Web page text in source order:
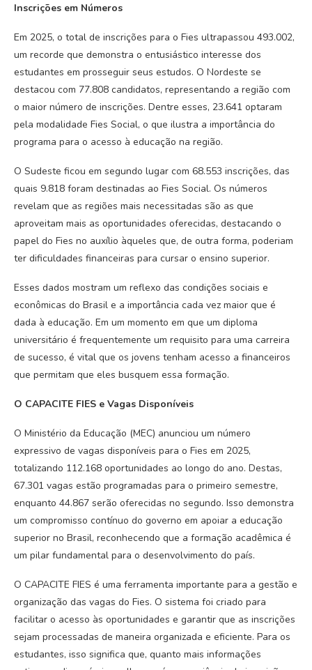
Inscrições em Números
Em 2025, o total de inscrições para o Fies ultrapassou 493.002,
um recorde que demonstra o entusiástico interesse dos
estudantes em prosseguir seus estudos. O Nordeste se
destacou com 77.808 candidatos, representando a região com
o maior número de inscrições. Dentre esses, 23.641 optaram
pela modalidade Fies Social, o que ilustra a importância do
programa para o acesso à educação na região.
O Sudeste ficou em segundo lugar com 68.553 inscrições, das
quais 9.818 foram destinadas ao Fies Social. Os números
revelam que as regiões mais necessitadas são as que
aproveitam mais as oportunidades oferecidas, destacando o
papel do Fies no auxílio àqueles que, de outra forma, poderiam
ter dificuldades financeiras para cursar o ensino superior.
Esses dados mostram um reflexo das condições sociais e
econômicas do Brasil e a importância cada vez maior que é
dada à educação. Em um momento em que um diploma
universitário é frequentemente um requisito para uma carreira
de sucesso, é vital que os jovens tenham acesso a financeiros
que permitam que eles busquem essa formação.
O CAPACITE FIES e Vagas Disponíveis
O Ministério da Educação (MEC) anunciou um número
expressivo de vagas disponíveis para o Fies em 2025,
totalizando 112.168 oportunidades ao longo do ano. Destas,
67.301 vagas estão programadas para o primeiro semestre,
enquanto 44.867 serão oferecidas no segundo. Isso demonstra
um compromisso contínuo do governo em apoiar a educação
superior no Brasil, reconhecendo que a formação acadêmica é
um pilar fundamental para o desenvolvimento do país.
O CAPACITE FIES é uma ferramenta importante para a gestão e
organização das vagas do Fies. O sistema foi criado para
facilitar o acesso às oportunidades e garantir que as inscrições
sejam processadas de maneira organizada e eficiente. Para os
estudantes, isso significa que, quanto mais informações